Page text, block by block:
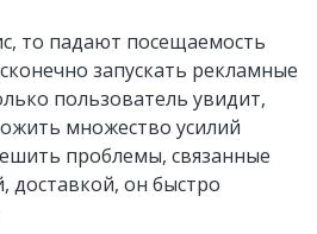
то падают посещаемость
запускать рекламные
пользователь увидит,
множество усилий
проблемы, связанные
доставкой, он быстро